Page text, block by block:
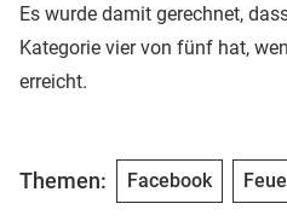
Es wurde damit gerechnet,
Kategorie vier von fünf hat,
erreicht.
Themen: Facebook